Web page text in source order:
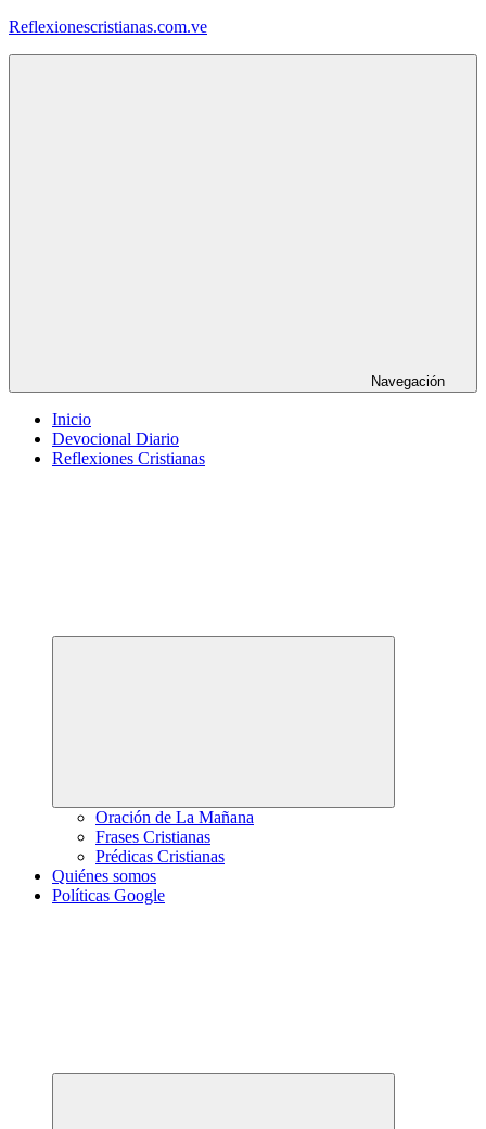
Saltar
Reflexionescristianas.com.ve
Navegación
Inicio
Devocional Diario
Reflexiones Cristianas
Oración de La Mañana
Frases Cristianas
Prédicas Cristianas
Quiénes somos
Políticas Google